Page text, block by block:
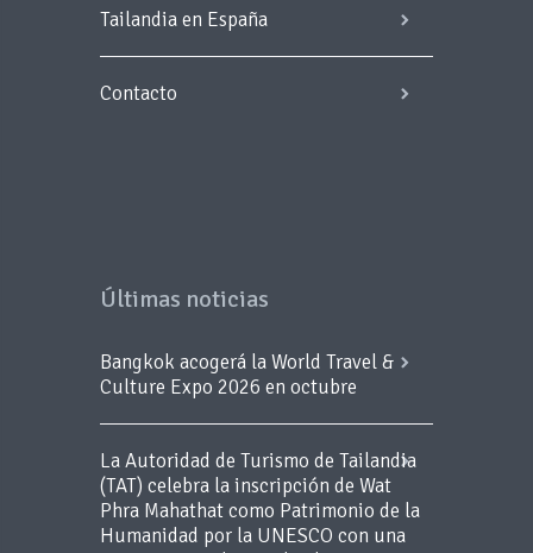
Tailandia en España
Contacto
Últimas noticias
Bangkok acogerá la World Travel &
Culture Expo 2026 en octubre
La Autoridad de Turismo de Tailandia
(TAT) celebra la inscripción de Wat
Phra Mahathat como Patrimonio de la
Humanidad por la UNESCO con una